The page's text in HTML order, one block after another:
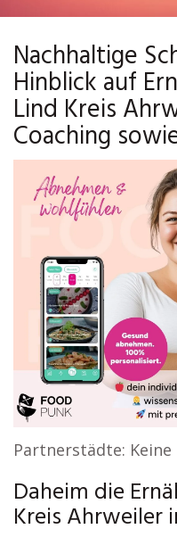
Nachhaltige
Hinblick auf
Lind Kreis
Coaching
Partnerstädte:
Daheim die
Kreis Ahrweiler